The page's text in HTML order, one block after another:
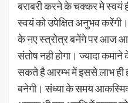
बराबरी करने के चक्कर मे स्वयं
स्वयं को उपेक्षित अनुभव
के नए स्त्रोत्र बनेंगे पर आज
संतोष नही होगा। ज्यादा
सकते है आरम्भ में इससे लाभ ही
बनेगी। संध्या के समय